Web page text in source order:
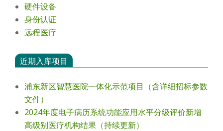
硬件设备
身份认证
远程医疗
近期入库项目
浦东新区智慧医院一体化示范项目（含详细招标参数
文件）
2024年度电⼦病历系统功能应⽤⽔平分级评价新增
⾼级别医疗机构结果（持续更新）